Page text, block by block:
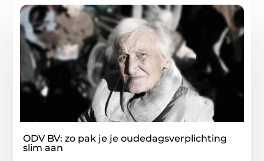
ODV BV: zo pak je je oudedagsverplichting
slim aan